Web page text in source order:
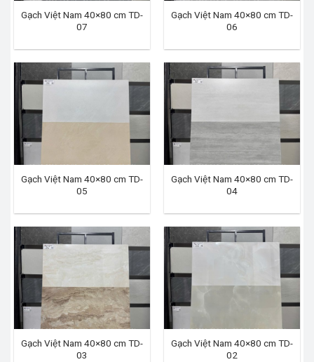
Gạch Việt Nam 40×80 cm TD-
07
Gạch Việt Nam 40×80 cm TD-
06
Gạch Việt Nam 40×80 cm TD-
05
Gạch Việt Nam 40×80 cm TD-
04
Gạch Việt Nam 40×80 cm TD-
03
Gạch Việt Nam 40×80 cm TD-
02